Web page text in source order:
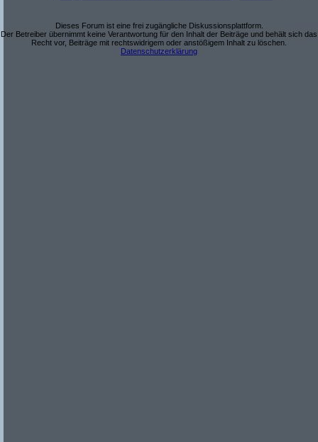
Dieses Forum ist eine frei zugängliche Diskussionsplattform.
Der Betreiber übernimmt keine Verantwortung für den Inhalt der Beiträge und behält sich das
Recht vor, Beiträge mit rechtswidrigem oder anstößigem Inhalt zu löschen.
Datenschutzerklärung